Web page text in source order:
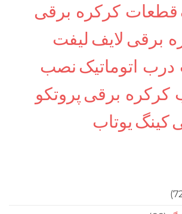
کرکره برقی
لایف لیفت
نصب
برقیپروتکو
یوتاب